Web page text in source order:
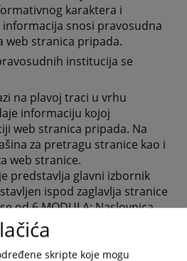
karaktera i
snosi pravosudna
web stranica pripada.
institucija se
na plavoj traci u vrhu
informaciju kojoj
web stranica pripada. Na
za pretragu stranice kao i
web stranice.
predstavlja glavni izbornik
ispod zaglavlja stranice
od 6 MODULA: Naslovnica,
Vaša pitanja, Odnosi s
od MODULA predstavlja
pravosudne institucije.
skripte koje mogu